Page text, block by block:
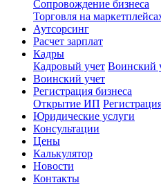
Сопровождение бизнеса
Торговля на
Аутсорсинг
Расчет зарплат
Кадры
Кадровый учет Воинский
Воинский учет
Регистрация бизнеса
Открытие ИП
Юридические услуги
Консультации
Цены
Калькулятор
Новости
Контакты